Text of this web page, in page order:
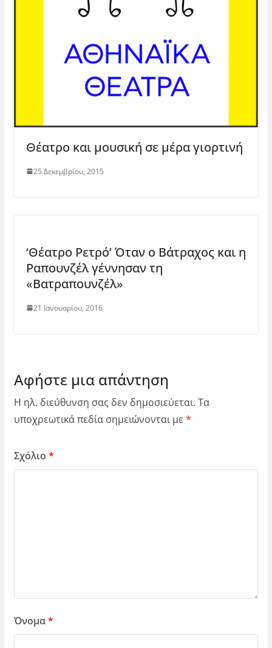
Θέατρο και μουσική σε μέρα γιορτινή
25 Δεκεμβρίου, 2015
‘Θέατρο Ρετρό’ Όταν ο Βάτραχος και η
Ραπουνζέλ γέννησαν τη
«Βατραπουνζέλ»
21 Ιανουαρίου, 2016
Αφήστε μια απάντηση
Η ηλ. διεύθυνση σας δεν δημοσιεύεται. Τα
υποχρεωτικά πεδία σημειώνονται με *
Σχόλιο *
Όνομα*